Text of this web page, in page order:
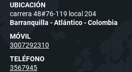
UBICACIÓN
carrera 48#76-119 local 204
Barranquilla - Atlántico - Colombia
MÓVIL
3007292310
TELÉFONO
3567945